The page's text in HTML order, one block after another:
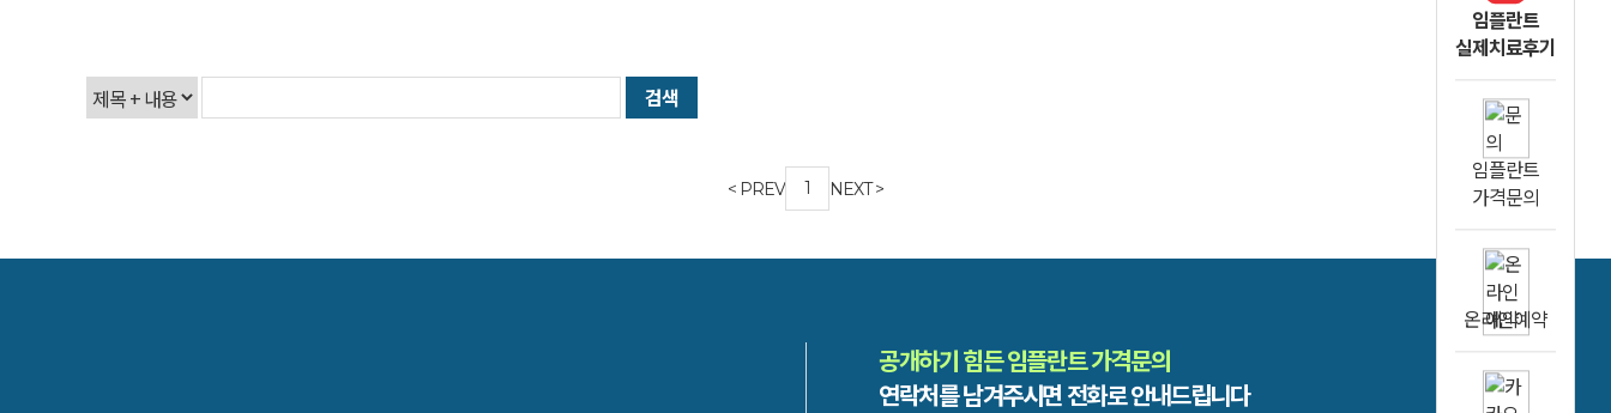
임플란트
실제치료후기
임플란트
가격문의
온라인예약
검색
< PREV 1 NEXT >
공개하기 힘든 임플란트 가격문의
연락처를 남겨주시면 전화로 안내드립니다